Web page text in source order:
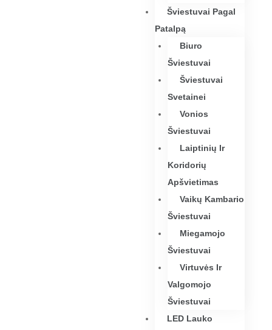
Šviestuvai Pagal
Patalpą
Biuro
Šviestuvai
Šviestuvai
Svetainei
Vonios
Šviestuvai
Laiptinių Ir
Koridorių
Apšvietimas
Vaikų Kambario
Šviestuvai
Miegamojo
Šviestuvai
Virtuvės Ir
Valgomojo
Šviestuvai
LED Lauko